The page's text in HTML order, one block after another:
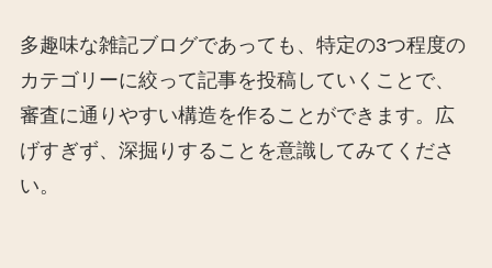
多趣味な雑記ブログであっても、特定の3つ程度の
カテゴリーに絞って記事を投稿していくことで、
審査に通りやすい構造を作ることができます。広
げすぎず、深掘りすることを意識してみてくださ
い。